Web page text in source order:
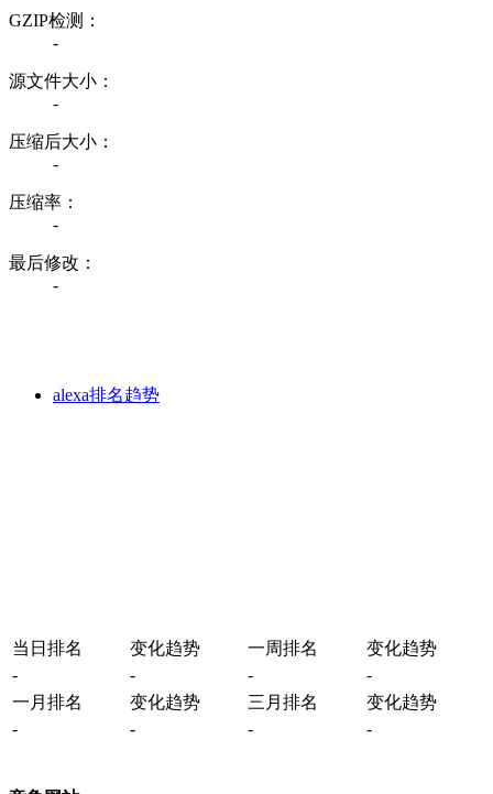
GZIP检测：
-
源文件大小：
-
压缩后大小：
-
压缩率：
-
最后修改：
-
alexa排名趋势
当日排名 变化趋势 一周排名
变化趋势
-
- -
-
一月排名
变化趋势 三月排名
变化趋势
-
- - -